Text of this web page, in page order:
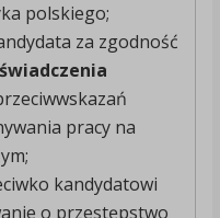
polskiego;
za zgodność
pracy na
kandydatowi
o przestępstwo